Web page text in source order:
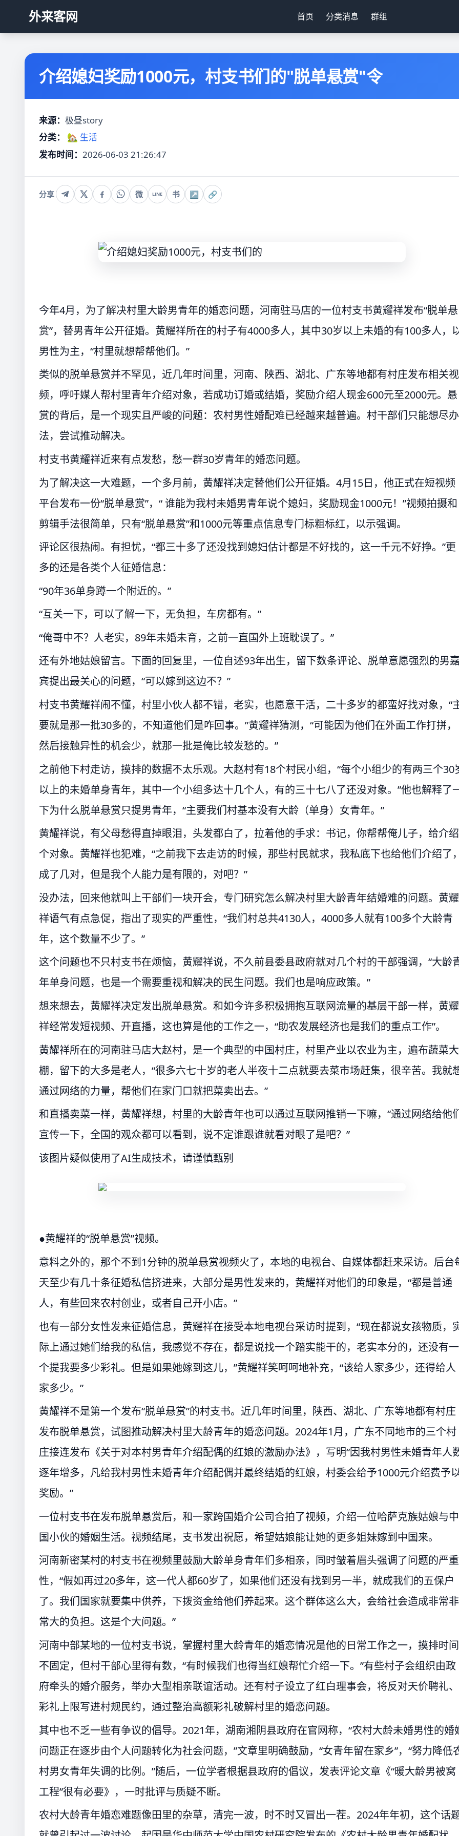
外来客网 首页 分类消息 群组
介绍媳妇奖励1000元，村支书们的"脱单悬赏"令
来源： 极昼story
分类：
🏡 生活
发布时间： 2026-06-03 21:26:47
分享 微 LINE 书 ↗ 🔗
今年4月，为了解决村里大龄男青年的婚恋问题，河南驻马店的一位村支书黄耀祥发布“脱单悬
赏”，替男青年公开征婚。黄耀祥所在的村子有4000多人，其中30岁以上未婚的有100多人，
男性为主，“村里就想帮帮他们。”
类似的脱单悬赏并不罕见，近几年时间里，河南、陕西、湖北、广东等地都有村庄发布相关视
频，呼吁媒人帮村里青年介绍对象，若成功订婚或结婚，奖励介绍人现金600元至2000元。悬
赏的背后，是一个现实且严峻的问题：农村男性婚配难已经越来越普遍。村干部们只能想尽办
法，尝试推动解决。
村支书黄耀祥近来有点发愁，愁一群30岁青年的婚恋问题。
为了解决这一大难题，一个多月前，黄耀祥决定替他们公开征婚。4月15日，他正式在短视频
平台发布一份“脱单悬赏”，“ 谁能为我村未婚男青年说个媳妇，奖励现金1000元！”视频拍摄和
剪辑手法很简单，只有“脱单悬赏”和1000元等重点信息专门标粗标红，以示强调。
评论区很热闹。有担忧，“都三十多了还没找到媳妇估计都是不好找的，这一千元不好挣。”更
多的还是各类个人征婚信息：
“90年36单身蹲一个附近的。”
“互关一下，可以了解一下，无负担，车房都有。”
“俺哥中不？人老实，89年未婚未育，之前一直国外上班耽误了。”
还有外地姑娘留言。下面的回复里，一位自述93年出生，留下数条评论、脱单意愿强烈的男
宾提出最关心的问题，“可以嫁到这边不？”
村支书黄耀祥闹不懂，村里小伙人都不错，老实，也愿意干活，二十多岁的都蛮好找对象，“
要就是那一批30多的，不知道他们是咋回事。”黄耀祥猜测，“可能因为他们在外面工作打拼，
然后接触异性的机会少，就那一批是俺比较发愁的。”
之前他下村走访，摸排的数据不太乐观。大赵村有18个村民小组，“每个小组少的有两三个30
以上的未婚单身青年，其中一个小组多达十几个人，有的三十七八了还没对象。”他也解释了
下为什么脱单悬赏只提男青年，“主要我们村基本没有大龄（单身）女青年。”
黄耀祥说，有父母愁得直掉眼泪，头发都白了，拉着他的手求：书记，你帮帮俺儿子，给介绍
个对象。黄耀祥也犯难，“之前我下去走访的时候，那些村民就求，我私底下也给他们介绍了
成了几对，但是我个人能力是有限的，对吧？”
没办法，回来他就叫上干部们一块开会，专门研究怎么解决村里大龄青年结婚难的问题。黄耀
祥语气有点急促，指出了现实的严重性，“我们村总共4130人，4000多人就有100多个大龄青
年，这个数量不少了。”
这个问题也不只村支书在烦恼，黄耀祥说，不久前县委县政府就对几个村的干部强调，“大龄
年单身问题，也是一个需要重视和解决的民生问题。我们也是响应政策。”
想来想去，黄耀祥决定发出脱单悬赏。和如今许多积极拥抱互联网流量的基层干部一样，黄耀
祥经常发短视频、开直播，这也算是他的工作之一，“助农发展经济也是我们的重点工作”。
黄耀祥所在的河南驻马店大赵村，是一个典型的中国村庄，村里产业以农业为主，遍布蔬菜大
棚，留下的大多是老人，“很多六七十岁的老人半夜十二点就要去菜市场赶集，很辛苦。我就
通过网络的力量，帮他们在家门口就把菜卖出去。”
和直播卖菜一样，黄耀祥想，村里的大龄青年也可以通过互联网推销一下嘛，“通过网络给他
宣传一下，全国的观众都可以看到，说不定谁跟谁就看对眼了是吧？”
该图片疑似使用了AI生成技术，请谨慎甄别
●黄耀祥的“脱单悬赏”视频。
意料之外的，那个不到1分钟的脱单悬赏视频火了，本地的电视台、自媒体都赶来采访。后台
天至少有几十条征婚私信挤进来，大部分是男性发来的，黄耀祥对他们的印象是，“都是普通
人，有些回来农村创业，或者自己开小店。”
也有一部分女性发来征婚信息，黄耀祥在接受本地电视台采访时提到，“现在都说女孩物质，
际上通过她们给我的私信，我感觉不存在，都是说找一个踏实能干的，老实本分的，还没有一
个提我要多少彩礼。但是如果她嫁到这儿，”黄耀祥笑呵呵地补充，“该给人家多少，还得给人
家多少。”
黄耀祥不是第一个发布“脱单悬赏”的村支书。近几年时间里，陕西、湖北、广东等地都有村庄
发布脱单悬赏，试图推动解决村里大龄青年的婚恋问题。2024年1月，广东不同地市的三个村
庄接连发布《关于对本村男青年介绍配偶的红娘的激励办法》，写明“因我村男性未婚青年人
逐年增多，凡给我村男性未婚青年介绍配偶并最终结婚的红娘，村委会给予1000元介绍费予
奖励。”
一位村支书在发布脱单悬赏后，和一家跨国婚介公司合拍了视频，介绍一位哈萨克族姑娘与中
国小伙的婚姻生活。视频结尾，支书发出祝愿，希望姑娘能让她的更多姐妹嫁到中国来。
河南新密某村的村支书在视频里鼓励大龄单身青年们多相亲，同时皱着眉头强调了问题的严重
性，“假如再过20多年，这一代人都60岁了，如果他们还没有找到另一半，就成我们的五保户
了。我们国家就要集中供养，下拨资金给他们养起来。这个群体这么大，会给社会造成非常非
常大的负担。这是个大问题。”
河南中部某地的一位村支书说，掌握村里大龄青年的婚恋情况是他的日常工作之一，摸排时间
不固定，但村干部心里得有数，“有时候我们也得当红娘帮忙介绍一下。”有些村子会组织由政
府牵头的婚介服务，举办大型相亲联谊活动。还有村子设立了红白理事会，将反对天价聘礼、
彩礼上限写进村规民约，通过整治高额彩礼破解村里的婚恋问题。
其中也不乏一些有争议的倡导。2021年，湖南湘阴县政府在官网称，“农村大龄未婚男性的婚
问题正在逐步由个人问题转化为社会问题，”文章里明确鼓励，“女青年留在家乡”，“努力降低
村男女青年失调的比例。”随后，一位学者根据县政府的倡议，发表评论文章《“暖大龄男被窝
工程”很有必要》，一时批评与质疑不断。
农村大龄青年婚恋难题像田里的杂草，清完一波，时不时又冒出一茬。2024年年初，这个话